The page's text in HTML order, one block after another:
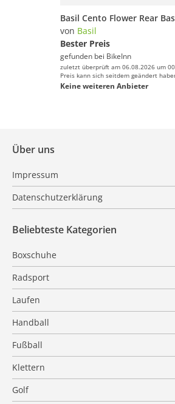
von Basil
Bester Preis
gefunden bei BikeInn
zuletzt überprüft am 06.08.2026 um
Preis kann sich seitdem geändert
Keine weiteren Anbieter
Über uns
Impressum
Datenschutzerklärung
Beliebteste Kategorien
Boxschuhe
Radsport
Laufen
Handball
Fußball
Klettern
Golf